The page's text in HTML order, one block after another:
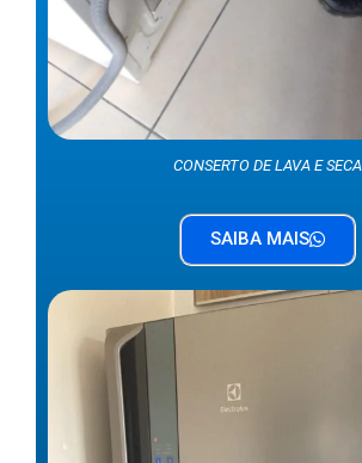
CONSERTO DE LAVA E SECA
SAIBA MAIS